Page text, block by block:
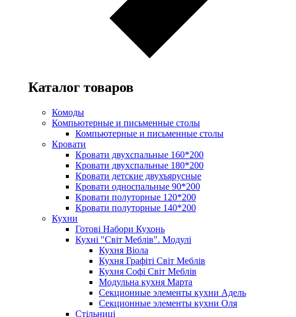
Каталог товаров
Комоды
Компьютерные и письменные столы
Компьютерные и письменные столы
Кровати
Кровати двухспальные 160*200
Кровати двухспальные 180*200
Кровати детские двухъярусные
Кровати односпальные 90*200
Кровати полуторные 120*200
Кровати полуторные 140*200
Кухни
Готові Набори Кухонь
Кухні "Світ Меблів". Модулі
Кухня Віола
Кухня Графіті Світ Меблів
Кухня Софі Світ Меблів
Модульна кухня Марта
Секционные элементы кухни Адель
Секционные элементы кухни Оля
Стільниці